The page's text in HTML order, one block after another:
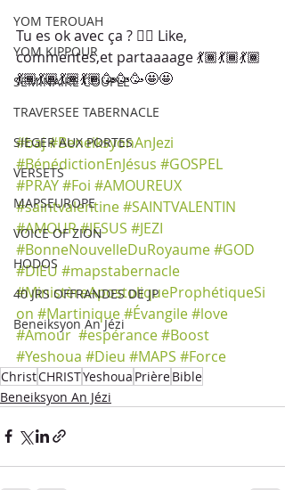
YOM TEROUAH
YOM KIPPOUR
SEMINAIRE COUPLE
TRAVERSEE TABERNACLE
SIEGER AUX PORTES
VERSETS
MAPSEUROPE
VOICE OF ZION
HODOS
40 JRS OFFRANDES DE JP
Beneiksyon An Jézi
Tu es ok avec ça ? 👉🏾 Like,
commentes,et partaaaage 💃🏾💃🏾💃🏾
💃🏾💃🏾💃🏾💃🏾🥳🥳🥳🤩🤩
#baj#BeneiksyonAnJezi
#BénédictionEnJésus #GOSPEL
#PRAY#Foi #AMOUREUX
#saintvalentine#SAINTVALENTIN
#AMOUR#JESUS #JEZI
#BonneNouvelleDuRoyaume#GOD
#DIEU #mapstabernacle
#MinistèreApostoliqueProphétiqueSi
on #Martinique#Évangile#love
#Amour #espérance#Boost
#Yeshoua #Dieu #MAPS #Force
ChristCHRISTYeshoua PrièreBible
Beneiksyon An Jézi